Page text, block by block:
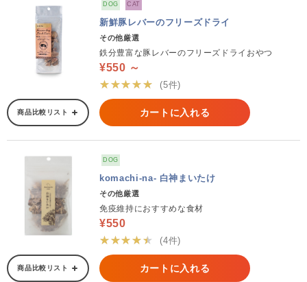
DOG CAT
新鮮豚レバーのフリーズドライ
その他厳選
鉄分豊富な豚レバーのフリーズドライおやつ
¥550 ～
★★★★★
(5件)
商品比較リスト カートに入れる
DOG
komachi-na- 白神まいたけ
その他厳選
免疫維持におすすめな食材
¥550
★★★★★
(4件)
商品比較リスト カートに入れる